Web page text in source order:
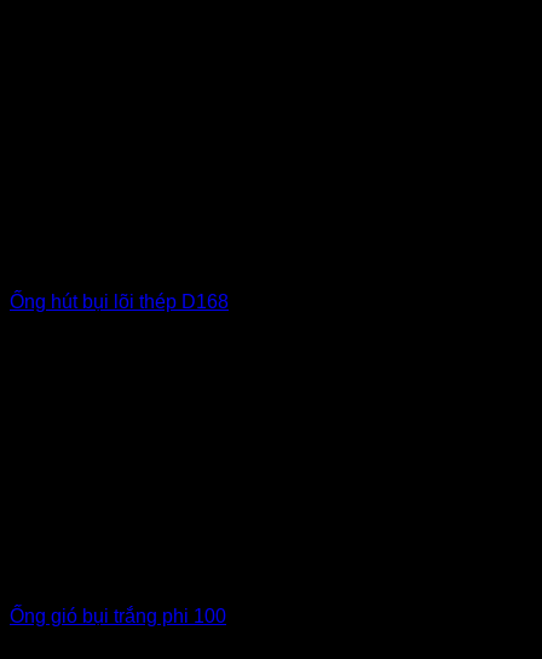
Ống hút bụi lõi thép D168
Ống gió bụi trắng phi 100